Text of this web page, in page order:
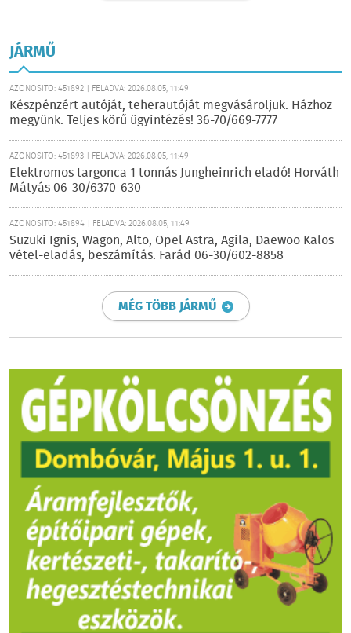
JÁRMŰ
AZONOSÍTÓ: 451892 | FELADVA: 2026.08.05, 11:49
Készpénzért autóját, teherautóját megvásároljuk. Házhoz
megyünk. Teljes körű ügyintézés! 36-70/669-7777
AZONOSÍTÓ: 451893 | FELADVA: 2026.08.05, 11:49
Elektromos targonca 1 tonnás Jungheinrich eladó! Horváth
Mátyás 06-30/6370-630
AZONOSÍTÓ: 451894 | FELADVA: 2026.08.05, 11:49
Suzuki Ignis, Wagon, Alto, Opel Astra, Agila, Daewoo Kalos
vétel-eladás, beszámítás. Farád 06-30/602-8858
MÉG TÖBB JÁRMŰ